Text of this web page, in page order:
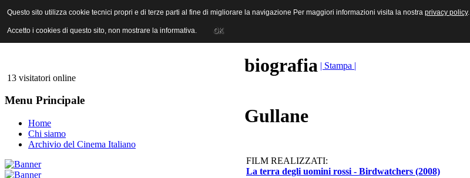
ANICA | Associazione Nazionale Industrie Cinematografiche Audiovisive e Multimediali
13 visitatori online
Menu Principale
Home
Chi siamo
Archivio del Cinema Italiano
biografia | Stampa |
Gullane
FILM REALIZZATI:
La terra degli uomini rossi - Birdwatchers (2008)
Questo sito utilizza cookie tecnici propri e di terze parti al fine di migliorare la navigazione Per maggiori informazioni visita la nostra privacy policy.
Accetto i cookies di questo sito, non mostrare la informativa. OK
Questo sito utilizza cookie tecnici propri e di terze parti al fine di migliorare la navigazione Per maggiori informazioni visita la nostra privacy policy.
Accetto i cookies di questo sito, non mostrare la informativa. OK